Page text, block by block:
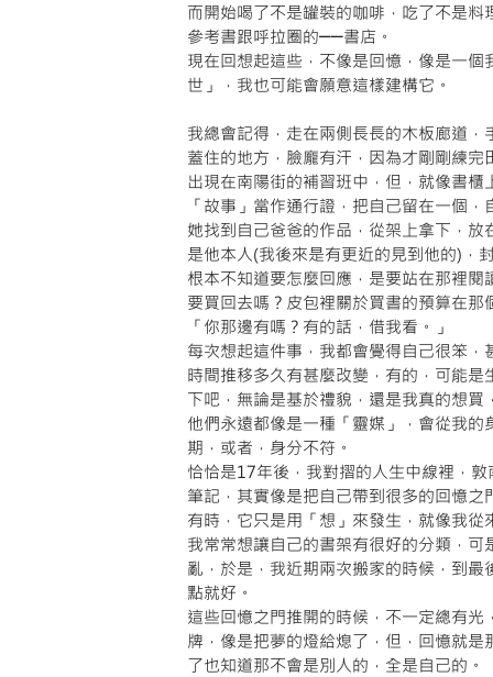
而開始喝了不是罐裝的咖啡，吃了不是
參考書跟呼拉圈的──書店。
現在回想起這些，不像是回憶，像是一
世」，我也可能會願意這樣建構它。
我總會記得，走在兩側長長的木板廊道
蓋住的地方，臉龐有汗，因為才剛剛練
出現在南陽街的補習班中，但，就像書
「故事」當作通行證，把自己留在一個
她找到自己爸爸的作品，從架上拿下，
是他本人(我後來是有更近的見到他的)，
根本不知道要怎麼回應，是要站在那裡
要買回去嗎？皮包裡關於買書的預算在
「你那邊有嗎？有的話，借我看。」
每次想起這件事，我都會覺得自己很笨
時間推移多久有甚麼改變，有的，可能
下吧，無論是基於禮貌，還是我真的想
他們永遠都像是一種「靈媒」，會從我
期，或者，身分不符。
恰恰是17年後，我對摺的人生中線裡，
筆記，其實像是把自己帶到很多的回憶
有時，它只是用「想」來發生，就像我
我常常想讓自己的書架有很好的分類，
亂，於是，我近期兩次搬家的時候，到
點就好。
這些回憶之門推開的時候，不一定總有
牌，像是把夢的燈給熄了，但，回憶就
了也知道那不會是別人的，全是自己的。